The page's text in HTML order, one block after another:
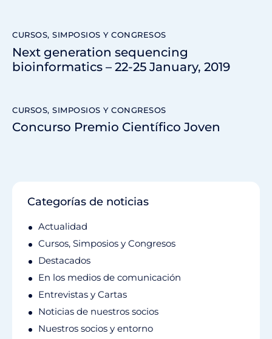
CURSOS, SIMPOSIOS Y CONGRESOS
Next generation sequencing
bioinformatics – 22-25 January, 2019
CURSOS, SIMPOSIOS Y CONGRESOS
Concurso Premio Científico Joven
Categorías de noticias
Actualidad
Cursos, Simposios y Congresos
Destacados
En los medios de comunicación
Entrevistas y Cartas
Noticias de nuestros socios
Nuestros socios y entorno